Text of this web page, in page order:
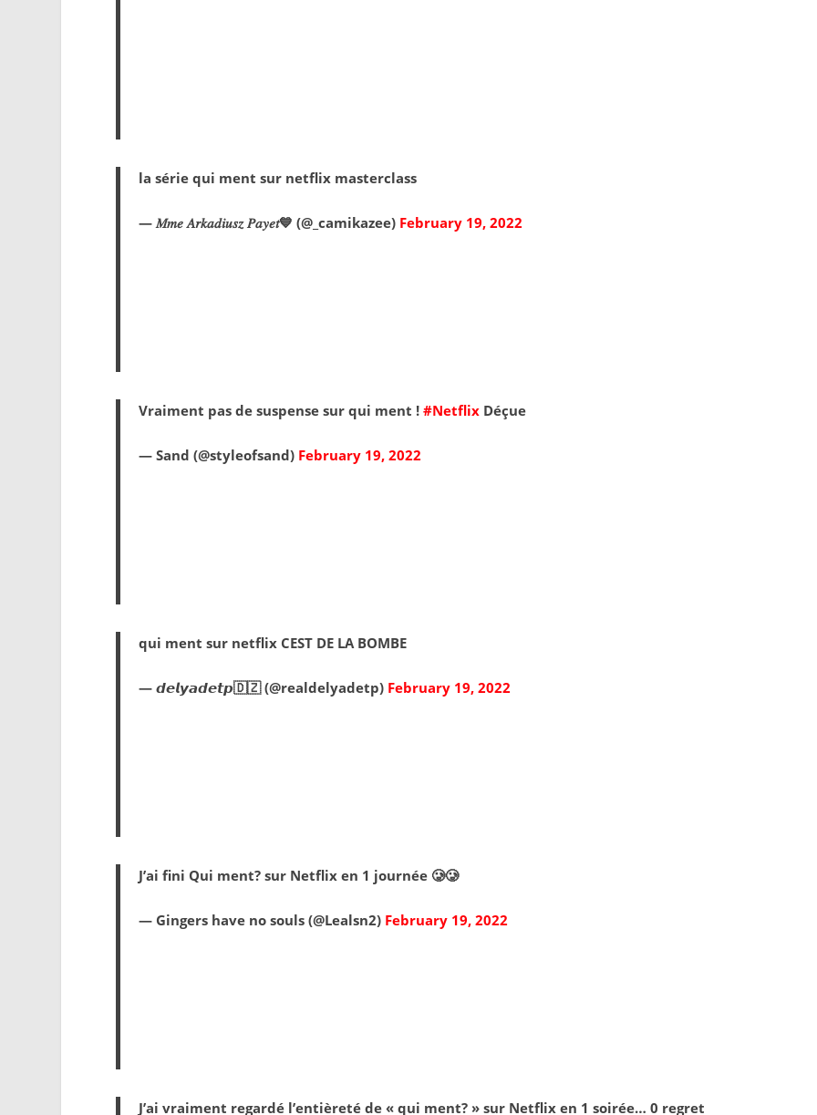
la série qui ment sur netflix masterclass
— 𝑀𝑚𝑒 𝐴𝑟𝑘𝑎𝑑𝑖𝑢𝑠𝑧 𝑃𝑎𝑦𝑒𝑡💙 (@_camikazee) February 19, 2022
Vraiment pas de suspense sur qui ment !#Netflix Déçue
— Sand (@styleofsand) February 19, 2022
qui ment sur netflix CEST DE LA BOMBE
— 𝙙𝙚𝙡𝙮𝙖𝙙𝙚𝙩𝙥🇩🇿 (@realdelyadetp) February 19, 2022
J’ai fini Qui ment? sur Netflix en 1 journée 🥲🥲
— Gingers have no souls (@Lealsn2) February 19, 2022
J’ai vraiment regardé l’entièreté de « qui ment? » sur Netflix en 1 soirée… 0 regret